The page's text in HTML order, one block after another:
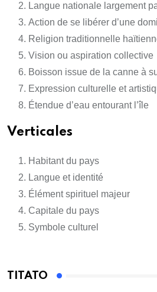
Langue nationale largement
Action de se libérer d’une
Religion traditionnelle
Vision ou aspiration collective
Boisson issue de la canne à
Expression culturelle et
Étendue d’eau entourant l’île
Verticales
Habitant du pays
Langue et identité
Élément spirituel majeur
Capitale du pays
Symbole culturel
TITATO